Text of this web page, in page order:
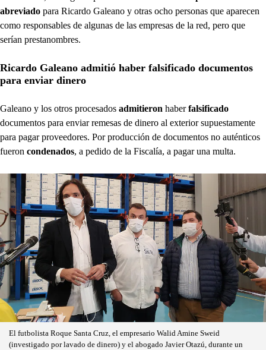
abreviado para Ricardo Galeano y otras ocho personas que aparecen
como responsables de algunas de las empresas de la red, pero que
serían prestanombres.
Ricardo Galeano admitió haber falsificado documentos
para enviar dinero
Galeano y los otros procesados admitieron haberfalsificado
documentos para enviar remesas de dinero al exterior supuestamente
para pagar proveedores. Por producción de documentos no auténticos
fueron condenados, a pedido de la Fiscalía, a pagar una multa.
El futbolista Roque Santa Cruz, el empresario Walid Amine Sweid
(investigado por lavado de dinero) y el abogado Javier Otazú, durante un